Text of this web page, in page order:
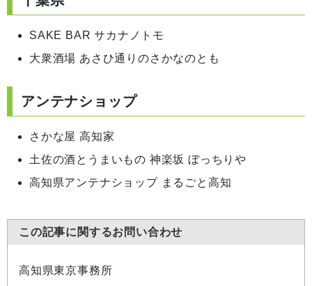
SAKE BAR サカナノトモ
大衆酒場 あさひ通りのさかなのとも
アンテナショップ
さかな屋 高知家
土佐の酒とうまいもの 神楽坂 ぼっちりや
高知県アンテナショップ まるごと高知
この記事に関するお問い合わせ
高知県東京事務所